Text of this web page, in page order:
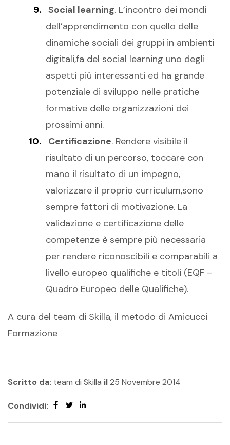
Social learning. L’incontro dei mondi
dell’apprendimento con quello delle
dinamiche sociali dei gruppi in ambienti
digitali,fa del social learning uno degli
aspetti più interessanti ed ha grande
potenziale di sviluppo nelle pratiche
formative delle organizzazioni dei
prossimi anni.
Certificazione. Rendere visibile il
risultato di un percorso, toccare con
mano il risultato di un impegno,
valorizzare il proprio curriculum,sono
sempre fattori di motivazione. La
validazione e certificazione delle
competenze è sempre più necessaria
per rendere riconoscibili e comparabili a
livello europeo qualifiche e titoli (EQF –
Quadro Europeo delle Qualifiche).
A cura del team di Skilla, il metodo di Amicucci
Formazione
Scritto da: team di Skilla il25 Novembre 2014
Condividi: